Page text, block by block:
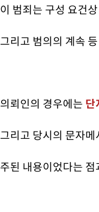
이 범죄는 구성 요건
그리고 범의의 계속
의뢰인의 경우에는 단
그리고 당시의 문자
주된 내용이었다는